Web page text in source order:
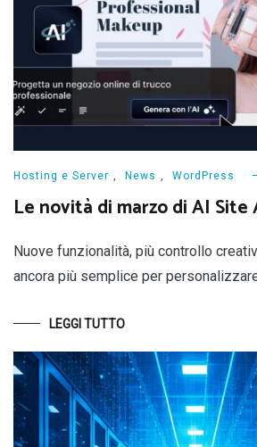
Hosting e Server , News , WordPress
Le novità di marzo di AI Site
Nuove funzionalità, più controllo
ancora più semplice per
LEGGI TUTTO